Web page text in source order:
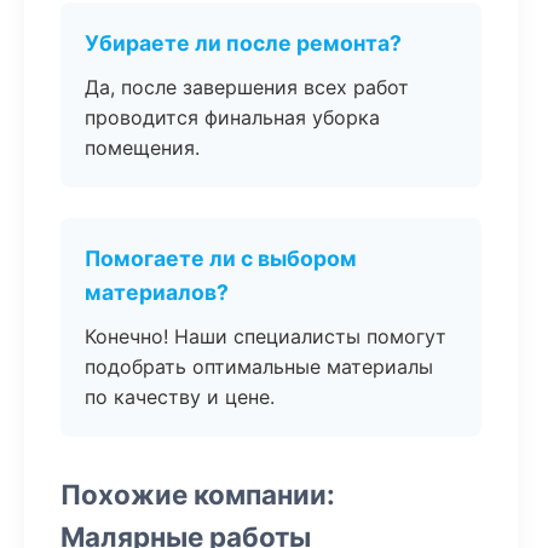
Убираете ли после ремонта?
Да, после завершения всех работ
проводится финальная уборка
помещения.
Помогаете ли с выбором
материалов?
Конечно! Наши специалисты помогут
подобрать оптимальные материалы
по качеству и цене.
Похожие компании:
Малярные работы